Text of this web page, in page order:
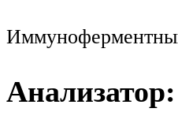
Анализатор: